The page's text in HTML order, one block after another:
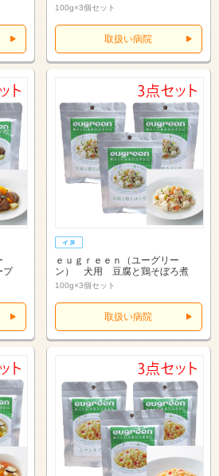
100g×3個セット
取扱い病院
プ
ｅｕｇｒｅｅｎ（ユーグリー
ン） 犬用 豆腐と鶏そぼろ煮
100g×3個セット
取扱い病院